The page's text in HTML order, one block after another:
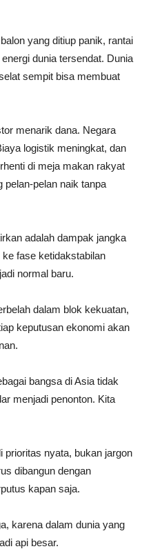
yang ditiup panik, rantai
dunia tersendat. Dunia
sempit bisa membuat
menarik dana. Negara
logistik meningkat, dan
di meja makan rakyat
pelan naik tanpa
adalah dampak jangka
fase ketidakstabilan
normal baru.
dalam blok kekuatan,
keputusan ekonomi akan
bangsa di Asia tidak
menjadi penonton. Kita
prioritas nyata, bukan jargon
dibangun dengan
kapan saja.
karena dalam dunia yang
api besar.